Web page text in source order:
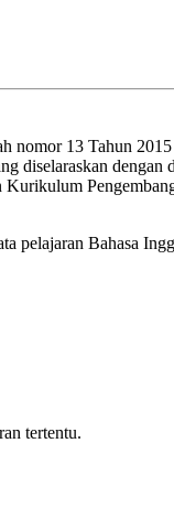
nomor 13 Tahun
diselaraskan dengan
pelajaran Bahasa
tertentu.